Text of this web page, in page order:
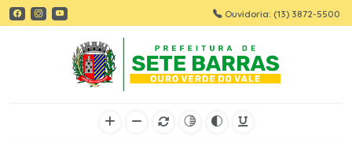
Ouvidoria: (13) 3872-5500